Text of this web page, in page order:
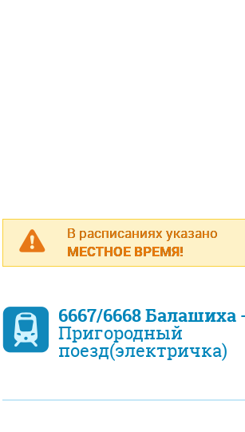
В расписаниях указано
МЕСТНОЕ ВРЕМЯ!
6667/6668
Пригородный
поезд(электричка)